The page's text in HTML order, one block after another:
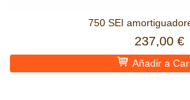
750 SEI
237,00 €
Añadir a